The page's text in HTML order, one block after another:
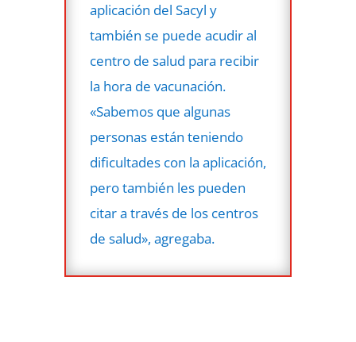
aplicación del Sacyl y
también se puede acudir al
centro de salud para recibir
la hora de vacunación.
«Sabemos que algunas
personas están teniendo
dificultades con la aplicación,
pero también les pueden
citar a través de los centros
de salud», agregaba.